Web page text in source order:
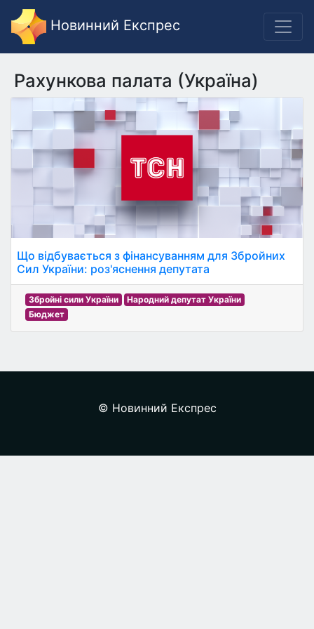
Новинний Експрес
Рахункова палата (Україна)
Що відбувається з фінансуванням для Збройних
Сил України: роз'яснення депутата
Збройні сили України
Народний депутат України
Бюджет
© Новинний Експрес